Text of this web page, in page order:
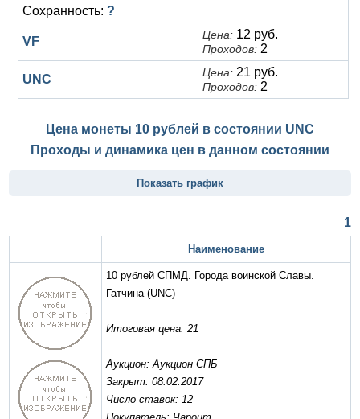
Сохранность: ?
VF Цена: 12 руб.
Проходов: 2
UNC Цена: 21 руб.
Проходов: 2
Цена монеты 10 рублей в состоянии UNC
Проходы и динамика цен в данном состоянии
Показать график
1
Наименование
10 рублей СПМД. Города воинской Славы.
Гатчина(UNC)
Итоговая цена: 21
Аукцион: Аукцион СПБ
Закрыт: 08.02.2017
Число ставок: 12